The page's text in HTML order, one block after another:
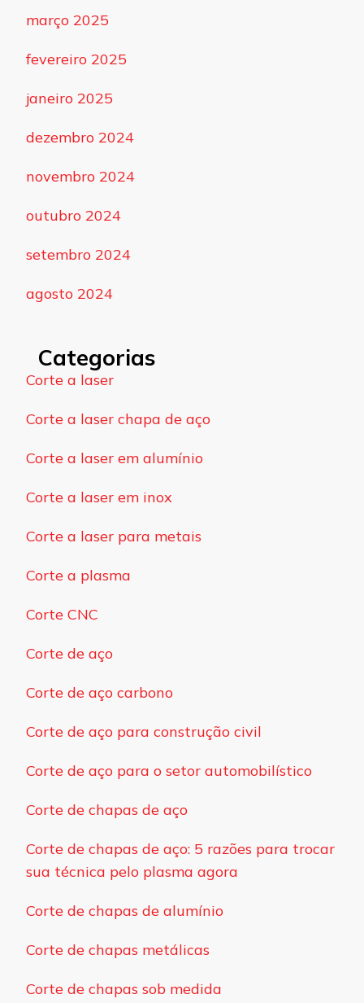
março 2025
fevereiro 2025
janeiro 2025
dezembro 2024
novembro 2024
outubro 2024
setembro 2024
agosto 2024
Categorias
Corte a laser
Corte a laser chapa de aço
Corte a laser em alumínio
Corte a laser em inox
Corte a laser para metais
Corte a plasma
Corte CNC
Corte de aço
Corte de aço carbono
Corte de aço para construção civil
Corte de aço para o setor automobilístico
Corte de chapas de aço
Corte de chapas de aço: 5 razões para trocar
sua técnica pelo plasma agora
Corte de chapas de alumínio
Corte de chapas metálicas
Corte de chapas sob medida